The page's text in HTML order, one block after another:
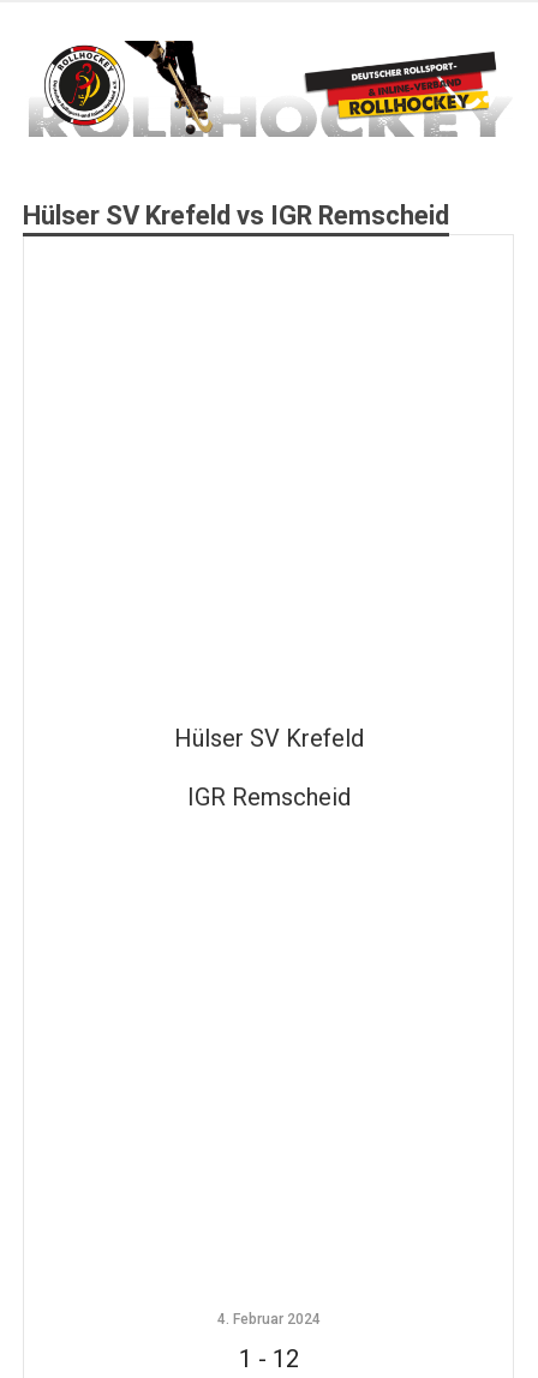
springen
Hülser SV Krefeld vs IGR Remscheid
Hülser SV Krefeld
IGR Remscheid
4. Februar 2024
1 - 12